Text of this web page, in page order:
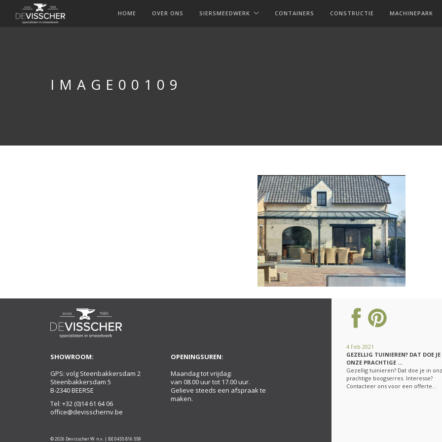
HOME OVER ONS SIERSMEEDWERK CONTAINERS CONSTRUCTIE MACHINEPARK
IMAGE00109
SHOWROOM:
GPS: volg Steenbakkersdam 2
Steenbakkersdam 5
B-2340 BEERSE
Tel: +32 (0)14 61 64 06
office@devisschernv.be
© 2026 Devisscher W. n.v. | BE 0455 816 559
OPENINGSUREN:
Maandag tot vrijdag:
van 08.00 uur tot 17.00 uur.
Gelieve steeds een afspraak te
maken.
4 Feb 2021
GEZELLIG TUINIEREN? DAT DOE
ONZE PRACHTIGE …
Gezellig tuinieren? Dat doe je in
prachtige boogserres. Interesse?
Contacteer ons voor een offerte…